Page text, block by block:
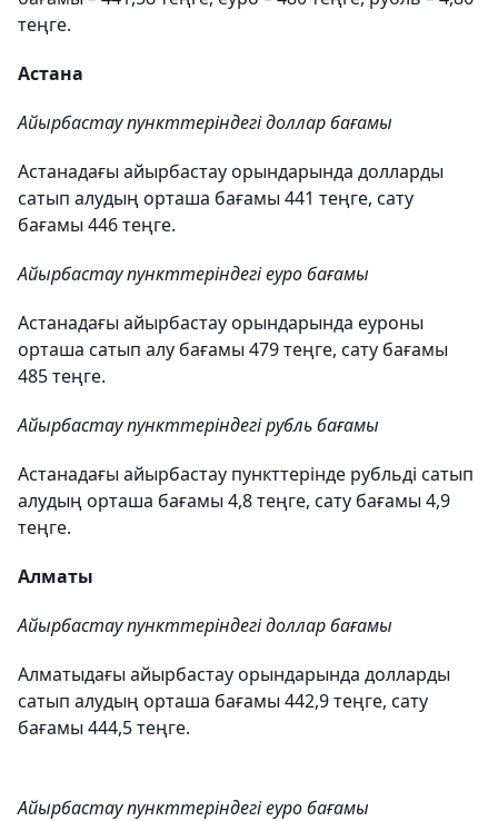
теңге.
Астана
Айырбастау пункттеріндегі доллар бағамы
Астанадағы айырбастау орындарында долларды
сатып алудың орташа бағамы 441 теңге, сату
бағамы 446 теңге.
Айырбастау пункттеріндегі еуро бағамы
Астанадағы айырбастау орындарында еуроны
орташа сатып алу бағамы 479 теңге, сату бағамы
485 теңге.
Айырбастау пункттеріндегі рубль бағамы
Астанадағы айырбастау пункттерінде рубльді сатып
алудың орташа бағамы 4,8 теңге, сату бағамы 4,9
теңге.
Алматы
Айырбастау пункттеріндегі доллар бағамы
Алматыдағы айырбастау орындарында долларды
сатып алудың орташа бағамы 442,9 теңге, сату
бағамы 444,5 теңге.
Айырбастау пункттеріндегі еуро бағамы